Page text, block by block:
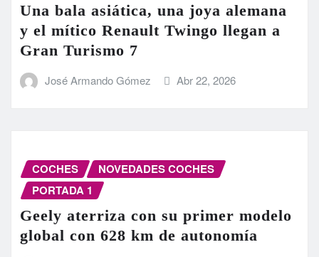
Una bala asiática, una joya alemana
y el mítico Renault Twingo llegan a
Gran Turismo 7
José Armando Gómez Abr 22, 2026
COCHES
NOVEDADES COCHES
PORTADA 1
Geely aterriza con su primer modelo
global con 628 km de autonomía